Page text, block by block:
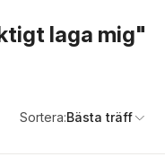
laga mig"
Sortera:Bästa träff